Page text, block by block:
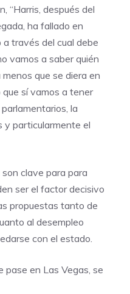
“Harris, después del
ha fallado en
través del cual debe
vamos a saber quién
que se diera en
sí vamos a tener
la
y particularmente el
clave para para
ser el factor decisivo
propuestas tanto de
al desempleo
con el estado.
pase en Las Vegas, se